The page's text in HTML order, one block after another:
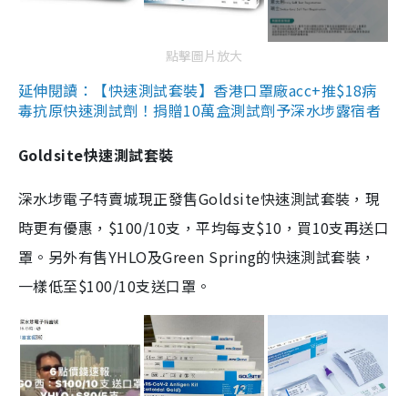
點擊圖片放大
延伸閱讀：【快速測試套裝】香港口罩廠acc+推$18病
毒抗原快速測試劑！捐贈10萬盒測試劑予深水埗露宿者
Goldsite快速測試套裝
深水埗電子特賣城現正發售Goldsite快速測試套裝，現
時更有優惠，$100/10支，平均每支$10，買10支再送口
罩。另外有售YHLO及Green Spring的快速測試套裝，
一樣低至$100/10支送口罩。